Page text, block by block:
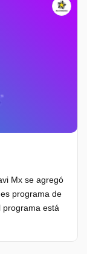
Mx se agregó
programa de
programa está